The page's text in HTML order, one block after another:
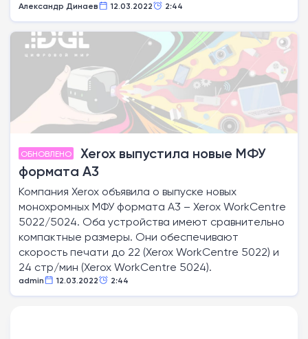
Александр Динаев 12.03.2022 2:44
ОБНОВЛЕНО
Xerox выпустила новые МФУ
формата А3
Компания Xerox объявила о выпуске новых
монохромных МФУ формата A3 – Xerox WorkCentre
5022/5024. Оба устройства имеют сравнительно
компактные размеры. Они обеспечивают
скорость печати до 22 (Xerox WorkCentre 5022) и
24 стр/мин (Xerox WorkCentre 5024).
admin 12.03.2022 2:44